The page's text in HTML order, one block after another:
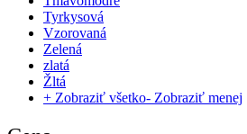
Tyrkysová
Vzorovaná
Zelená
zlatá
Žltá
+ Zobraziť všetko- Zobraziť menej